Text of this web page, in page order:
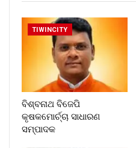
TIWINCITY
ବିଶ୍ବନାଥ ବିଜେପି
କୃଷକମୋର୍ଚ୍ଚା ସାଧାରଣ
ସମ୍ପାଦକ